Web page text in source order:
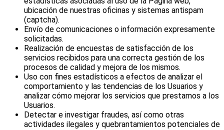
ubicación de nuestras oficinas y sistemas antispam
(captcha).
Envío de comunicaciones o información expresamente
solicitadas.
Realización de encuestas de satisfacción de los
servicios recibidos para una correcta gestión de los
procesos de calidad y mejora de los mismos.
Uso con fines estadísticos a efectos de analizar el
comportamiento y las tendencias de los Usuarios y
analizar cómo mejorar los servicios que prestamos a los
Usuarios.
Detectar e investigar fraudes, así como otras
actividades ilegales y quebrantamientos potenciales de